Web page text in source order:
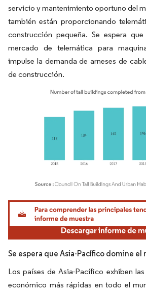
servicio y mantenimiento oportuno del
también están proporcionando
construcción pequeña. Se espera
mercado de telemática para
impulse la demanda de arneses de
de construcción.
Imagen © Mordor Intelligence. El uso requiere
Se espera que Asia-Pacífico domine
Los países de Asia-Pacífico exhiben
económico más rápidas en todo el